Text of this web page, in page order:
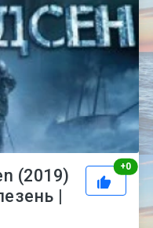
+0
(2019)
|